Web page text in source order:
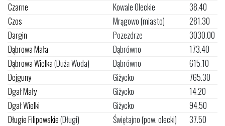
Czarne
Kowale Oleckie
38.40
Czos
Mrągowo (miasto)
281.30
Dargin
Pozezdrze
3030.00
Dąbrowa Mała
Dąbrówno
173.40
Dąbrowa Wielka(Duża Woda) Dąbrówno
615.10
Dejguny
Giżycko
765.30
Dgał Mały
Giżycko
14.20
Dgał Wielki
Giżycko
94.50
Długie Filipowskie(Długi) Świętajno (pow. olecki)
37.50